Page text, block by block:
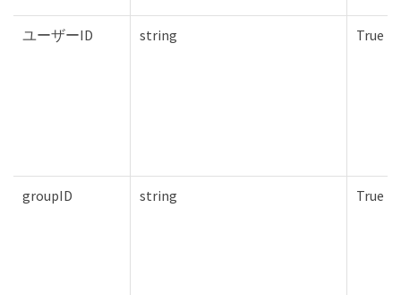
ユーザーID string True
groupID string True